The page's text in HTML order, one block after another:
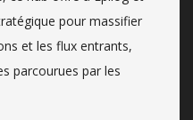
pour massifier
et les flux entrants,
parcourues par les